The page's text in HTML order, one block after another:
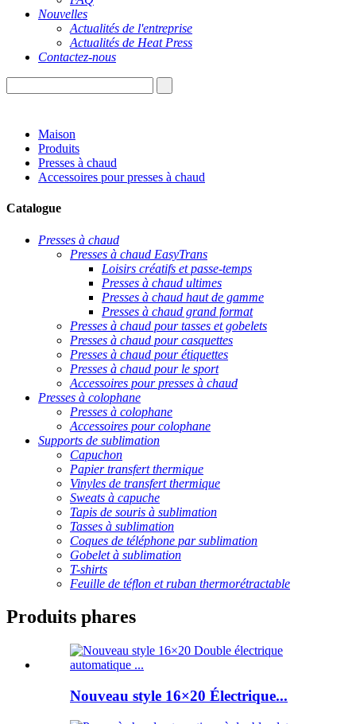
Nouvelles
Actualités de l'entreprise
Actualités de Heat Press
Contactez-nous
Maison
Produits
Presses à chaud
Accessoires pour presses à chaud
Catalogue
Presses à chaud
Presses à chaud EasyTrans
Loisirs créatifs et passe-temps
Presses à chaud ultimes
Presses à chaud haut de gamme
Presses à chaud grand format
Presses à chaud pour tasses et gobelets
Presses à chaud pour casquettes
Presses à chaud pour étiquettes
Presses à chaud pour le sport
Accessoires pour presses à chaud
Presses à colophane
Presses à colophane
Accessoires pour colophane
Supports de sublimation
Capuchon
Papier transfert thermique
Vinyles de transfert thermique
Sweats à capuche
Tapis de souris à sublimation
Tasses à sublimation
Coques de téléphone par sublimation
Gobelet à sublimation
T-shirts
Feuille de téflon et ruban thermorétractable
Produits phares
Nouveau style 16×20 Électrique...